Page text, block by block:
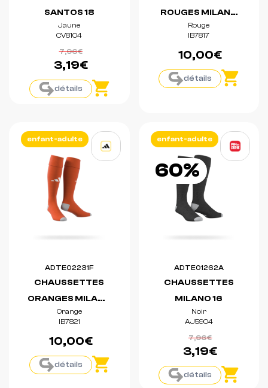
SANTOS 18
Jaune
CV8104
7,96€
3,19€
détails
ROUGES MILANO
23
Rouge
IB7817
10,00€
détails
enfant-adulte
ADTE02231F
CHAUSSETTES
ORANGES MILANO
23
Orange
IB7821
10,00€
détails
enfant-adulte
60%
ADTE01262A
CHAUSSETTES
MILANO 16
Noir
AJ5904
7,96€
3,19€
détails